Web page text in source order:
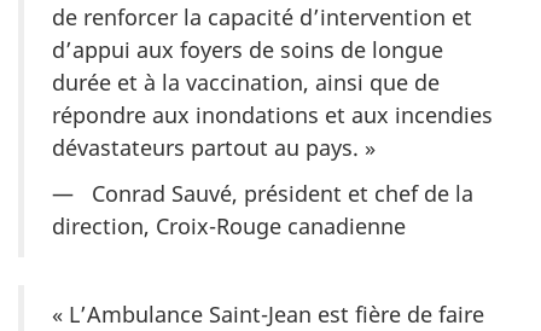
de renforcer la capacité d’intervention et
d’appui aux foyers de soins de longue
durée et à la vaccination, ainsi que de
répondre aux inondations et aux incendies
dévastateurs partout au pays. »
— Conrad Sauvé, président et chef de la
direction, Croix-Rouge canadienne
« L’Ambulance Saint-Jean est fière de faire